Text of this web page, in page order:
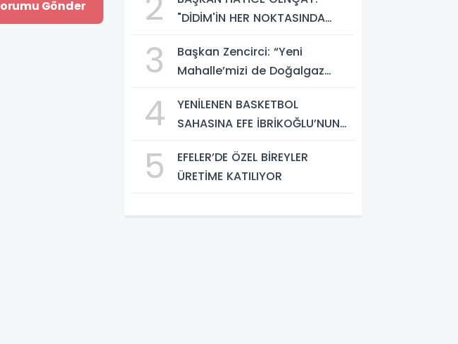
"DİDİM'İN HER NOKTASINDA
3
Başkan Zencirci: “Yeni
Mahalle’mizi de Doğalgaz
4
YENİLENEN BASKETBOL
SAHASINA EFE İBRİKOĞLU’NUN
5
EFELER’DE ÖZEL BİREYLER
ÜRETİME KATILIYOR